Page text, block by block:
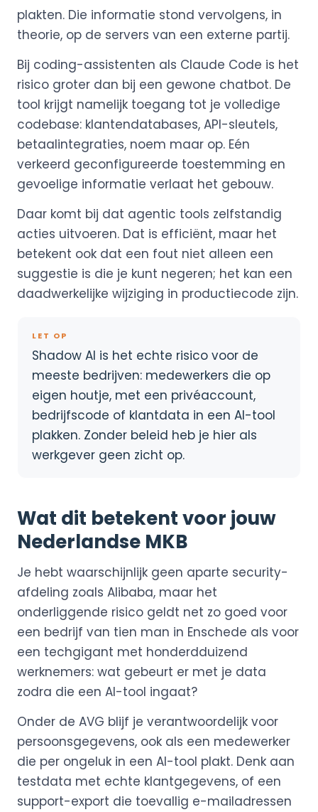
plakten. Die informatie stond vervolgens, in
theorie, op de servers van een externe partij.
Bij coding-assistenten als Claude Code is het
risico groter dan bij een gewone chatbot. De
tool krijgt namelijk toegang tot je volledige
codebase: klantendatabases, API-sleutels,
betaalintegraties, noem maar op. Eén
verkeerd geconfigureerde toestemming en
gevoelige informatie verlaat het gebouw.
Daar komt bij dat agentic tools zelfstandig
acties uitvoeren. Dat is efficiënt, maar het
betekent ook dat een fout niet alleen een
suggestie is die je kunt negeren; het kan een
daadwerkelijke wijziging in productiecode zijn.
LET OP
Shadow AI is het echte risico voor de
meeste bedrijven: medewerkers die op
eigen houtje, met een privéaccount,
bedrijfscode of klantdata in een AI-tool
plakken. Zonder beleid heb je hier als
werkgever geen zicht op.
Wat dit betekent voor jouw
Nederlandse MKB
Je hebt waarschijnlijk geen aparte security-
afdeling zoals Alibaba, maar het
onderliggende risico geldt net zo goed voor
een bedrijf van tien man in Enschede als voor
een techgigant met honderdduizend
werknemers: wat gebeurt er met je data
zodra die een AI-tool ingaat?
Onder de AVG blijf je verantwoordelijk voor
persoonsgegevens, ook als een medewerker
die per ongeluk in een AI-tool plakt. Denk aan
testdata met echte klantgegevens, of een
support-export die toevallig e-mailadressen